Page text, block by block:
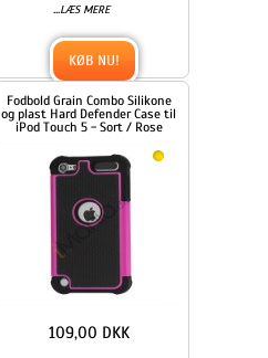
...LÆS MERE
KØB NU!
Fodbold Grain Combo Silikone
og plast Hard Defender Case til
iPod Touch 5 - Sort / Rose
109,00 DKK